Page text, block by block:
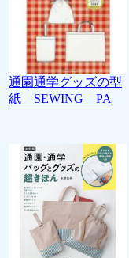
通園通学グッズの型
紙 SEWING PA